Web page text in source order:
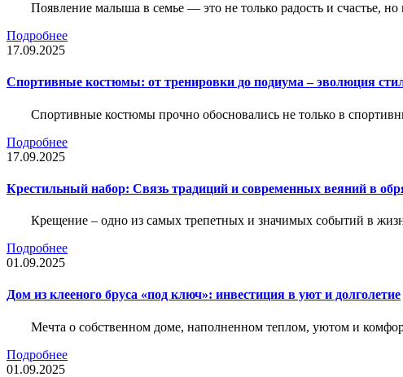
Появление малыша в семье — это не только радость и счастье,
Подробнее
17.09.2025
Спортивные костюмы: от тренировки до подиума – эволюция
Спортивные костюмы прочно обосновались не только в
Подробнее
17.09.2025
Крестильный набор: Связь традиций и современных веяний в
Крещение – одно из самых трепетных и значимых событий в
Подробнее
01.09.2025
Дом из клееного бруса «под ключ»: инвестиция в уют и долголетие
Мечта о собственном доме, наполненном теплом, уютом и
Подробнее
01.09.2025